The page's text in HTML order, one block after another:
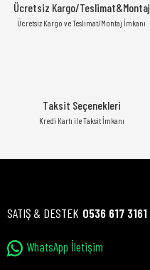
Ücretsiz Kargo/Teslimat&Montaj
Ücretsiz Kargo ve Teslimat/Montaj İmkanı
Taksit Seçenekleri
Kredi Kartı ile Taksit İmkanı
SATIŞ & DESTEK 0536 617 3161
WhatsApp İletişim